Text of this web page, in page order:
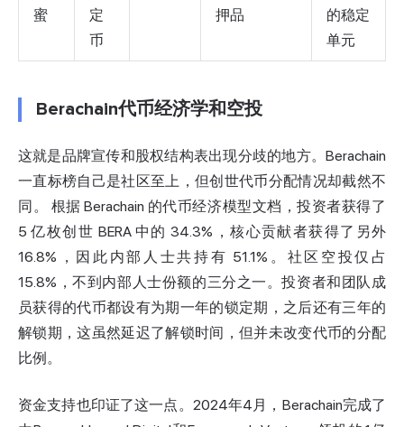
蜜
定
币
押品
的稳定
单元
Berachain代币经济学和空投
这就是品牌宣传和股权结构表出现分歧的地方。Berachain
一直标榜自己是社区至上，但创世代币分配情况却截然不
同。 根据 Berachain 的代币经济模型文档，投资者获得了
5 亿枚创世 BERA 中的 34.3%，核心贡献者获得了另外
16.8%，因此内部人士共持有 51.1%。社区空投仅占
15.8%，不到内部人士份额的三分之一。投资者和团队成
员获得的代币都设有为期一年的锁定期，之后还有三年的
解锁期，这虽然延迟了解锁时间，但并未改变代币的分配
比例。
资金支持也印证了这一点。2024年4月，Berachain完成了